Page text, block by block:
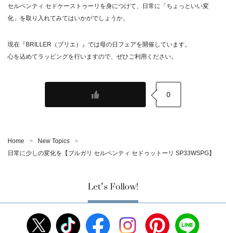
セルペンティ セドケーストゥーリを身につけて、日常に「ちょっといい変
化」を取り入れてみてはいかがでしょうか。
現在 『BRILLER（ブリエ）』 では母の日フェアを開催しています。
心を込めてラッピングを行いますので、ぜひご利用ください。
0
Home
New Topics
日常に少しの変化を【ブルガリ セルペンティ セドゥットーリ SP33WSPG】
Let’s Follow!